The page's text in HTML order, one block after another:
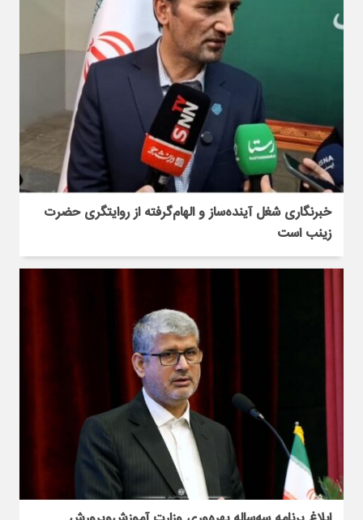
خبرنگاری شغل آینده‌ساز و الهام‌گرفته از روایتگری حضرت
زینب است